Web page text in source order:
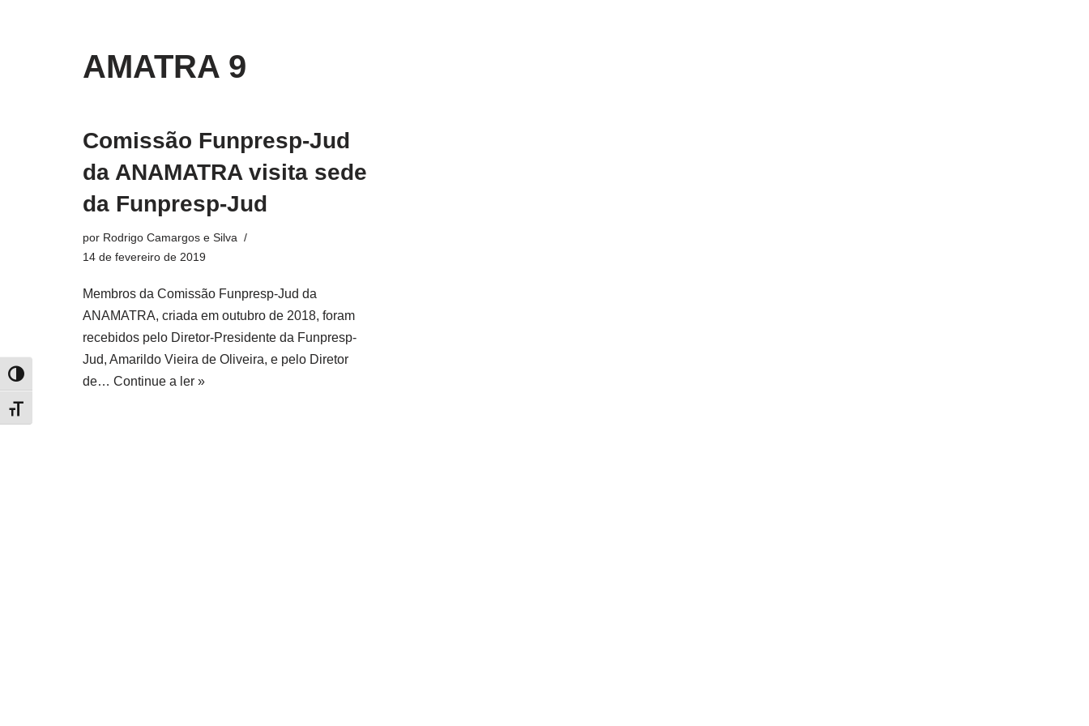
Alternar alto contraste
Alternar tamanho da fonte
AMATRA 9
Comissão Funpresp-Jud
da ANAMATRA visita sede
da Funpresp-Jud
por Rodrigo Camargos e Silva
14 de fevereiro de 2019
Membros da Comissão Funpresp-Jud da
ANAMATRA, criada em outubro de 2018, foram
recebidos pelo Diretor-Presidente da Funpresp-
Jud, Amarildo Vieira de Oliveira, e pelo Diretor
de… Continue a ler »